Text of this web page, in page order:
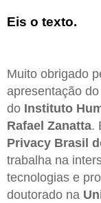
Eis o texto.
Muito obrigado
apresentação
do Instituto
Rafael Zanatta.
Privacy Brasil
trabalha na
tecnologias e
doutorado na